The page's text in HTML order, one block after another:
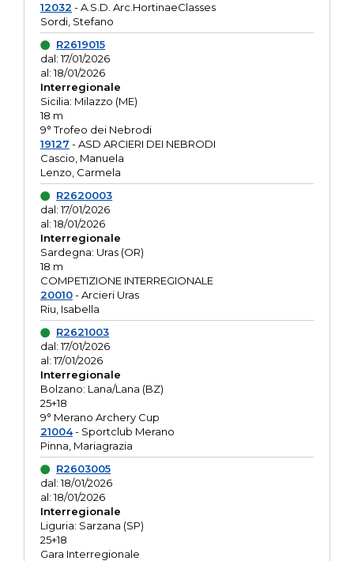
12032 - A.S.D. Arc.HortinaeClasses
Sordi, Stefano
R2619015
dal: 17/01/2026
al: 18/01/2026
Interregionale
Sicilia: Milazzo (ME)
18 m
9° Trofeo dei Nebrodi
19127 - ASD ARCIERI DEI NEBRODI
Cascio, Manuela
Lenzo, Carmela
R2620003
dal: 17/01/2026
al: 18/01/2026
Interregionale
Sardegna: Uras (OR)
18 m
COMPETIZIONE INTERREGIONALE
20010- Arcieri Uras
Riu, Isabella
R2621003
dal: 17/01/2026
al: 17/01/2026
Interregionale
Bolzano: Lana/Lana (BZ)
25+18
9° Merano Archery Cup
21004- Sportclub Merano
Pinna, Mariagrazia
R2603005
dal: 18/01/2026
al: 18/01/2026
Interregionale
Liguria: Sarzana (SP)
25+18
Gara Interregionale